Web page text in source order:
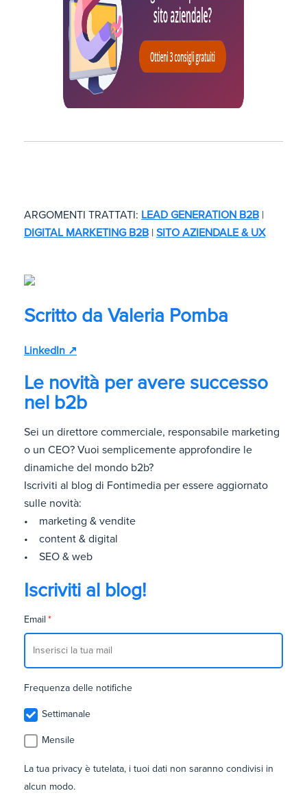
ARGOMENTI TRATTATI: LEAD GENERATION B2B |
DIGITAL MARKETING B2B | SITO AZIENDALE & UX
Scritto da Valeria Pomba
LinkedIn ↗
Le novità per avere successo
nel b2b
Sei un direttore commerciale, responsabile marketing
o un CEO? Vuoi semplicemente approfondire le
dinamiche del mondo b2b?
Iscriviti al blog di Fontimedia per essere aggiornato
sulle novità:
• marketing & vendite
• content & digital
• SEO & web
Iscriviti al blog!
Email *
Frequenza delle notifiche
Settimanale
Mensile
La tua privacy è tutelata, i tuoi dati non saranno condivisi in
alcun modo.